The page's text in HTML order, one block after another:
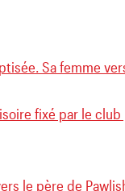
Sa femme
fixé par le
le père de